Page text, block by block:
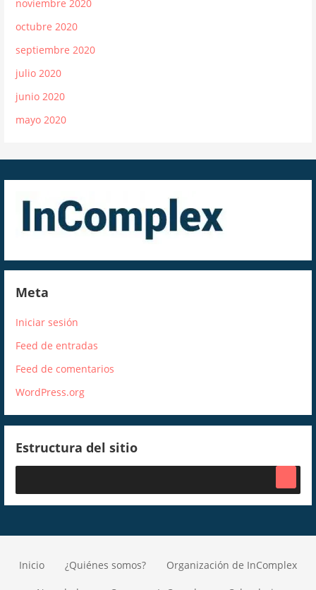
noviembre 2020
octubre 2020
septiembre 2020
julio 2020
junio 2020
mayo 2020
Meta
Iniciar sesión
Feed de entradas
Feed de comentarios
WordPress.org
Estructura del sitio
Inicio ¿Quiénes somos? Organización de InComplex